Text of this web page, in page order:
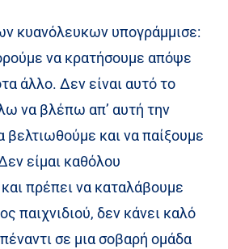
κυανόλευκων υπογράμμισε:
να κρατήσουμε απόψε
άλλο. Δεν είναι αυτό το
να βλέπω απ’ αυτή την
βελτιωθούμε και να παίξουμε
είμαι καθόλου
πρέπει να καταλάβουμε
παιχνιδιού, δεν κάνει καλό
σε μια σοβαρή ομάδα